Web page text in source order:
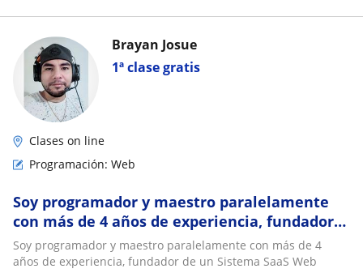
1ª clase gratis
Brayan Josue
Clases on line
Programación: Web
Soy programador y maestro paralelamente
con más de 4 años de experiencia, fundador
de un Sistema SaaS Web empresarial
Soy programador y maestro paralelamente con más de 4
años de experiencia, fundador de un Sistema SaaS Web